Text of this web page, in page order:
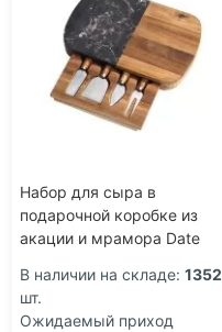
Набор для сыра в
подарочной коробке из
акации и мрамора Date
В наличии на складе: 1352
шт.
Ожидаемый приход